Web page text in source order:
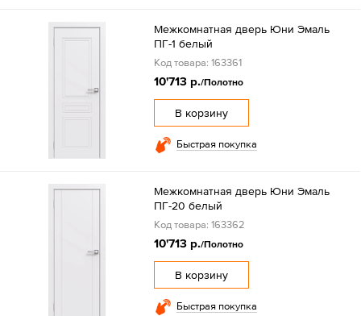
Межкомнатная дверь Юни Эмаль
ПГ-1 белый
Код товара: 163361
10'713 р./Полотно
В корзину
Быстрая покупка
Межкомнатная дверь Юни Эмаль
ПГ-20 белый
Код товара: 163362
10'713 р./Полотно
В корзину
Быстрая покупка